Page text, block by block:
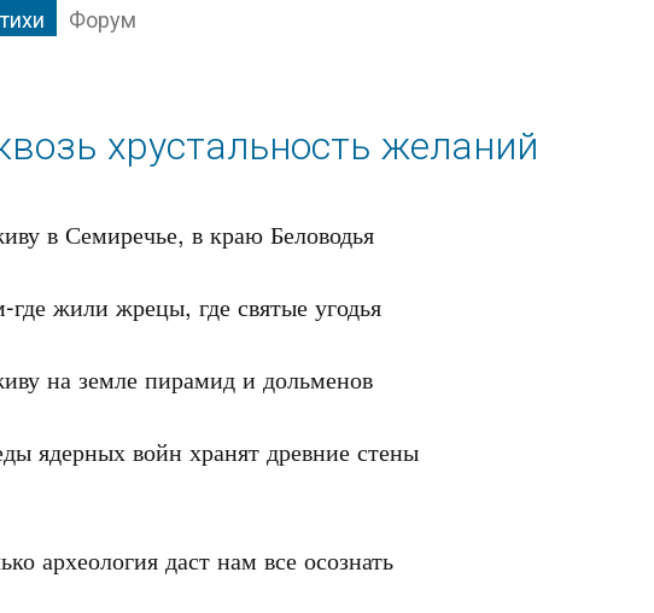
Форум
хрустальность желаний
в Семиречье, в краю Беловодья
где жили жрецы, где святые угодья
на земле пирамид и дольменов
ядерных войн хранят древние стены
археология даст нам все осознать